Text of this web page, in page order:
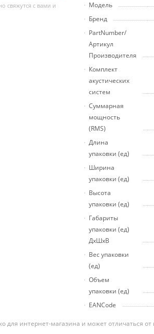
свяжутся с вами и
Модель
Бренд
PartNumber/
Артикул
Производителя
Комплект
акустических
систем
Суммарная
мощность
(RMS)
Длина
упаковки (ед)
Ширина
упаковки (ед)
Высота
упаковки (ед)
Габариты
упаковки (ед)
ДхШхВ
Вес упаковки
(ед)
Объем
упаковки (ед)
EANCode
для интернет-магазина и может отличаться